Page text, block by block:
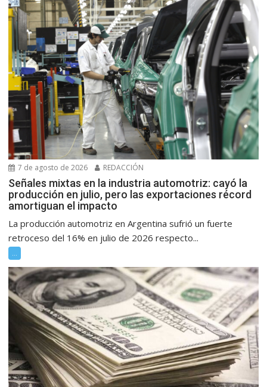
7 de agosto de 2026 REDACCIÓN
Señales mixtas en la industria automotriz: cayó la
producción en julio, pero las exportaciones récord
amortiguan el impacto
La producción automotriz en Argentina sufrió un fuerte
retroceso del 16% en julio de 2026 respecto...
...